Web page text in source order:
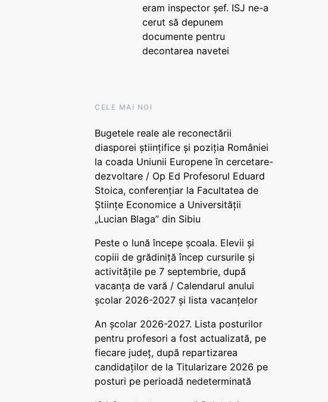
eram inspector șef. ISJ ne-a
cerut să depunem
documente pentru
decontarea navetei
CELE MAI NOI
Bugetele reale ale reconectării
diasporei științifice și poziția României
la coada Uniunii Europene în cercetare-
dezvoltare / Op Ed Profesorul Eduard
Stoica, conferențiar la Facultatea de
Științe Economice a Universității
„Lucian Blaga” din Sibiu
Peste o lună începe școala. Elevii și
copiii de grădiniță încep cursurile și
activitățile pe 7 septembrie, după
vacanța de vară / Calendarul anului
școlar 2026-2027 și lista vacanțelor
An școlar 2026-2027. Lista posturilor
pentru profesori a fost actualizată, pe
fiecare județ, după repartizarea
candidaților de la Titularizare 2026 pe
posturi pe perioadă nedeterminată